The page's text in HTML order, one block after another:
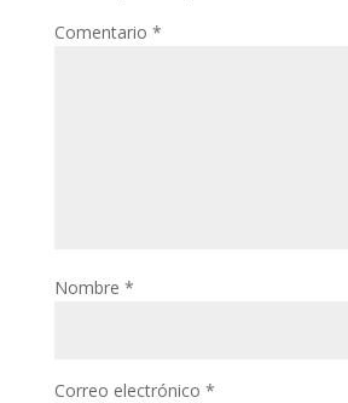
Comentario *
Nombre *
Correo electrónico *